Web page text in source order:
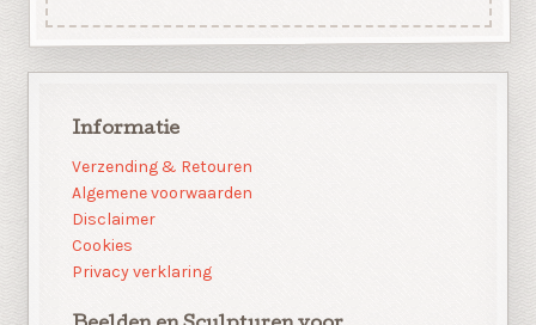
Informatie
Verzending & Retouren
Algemene voorwaarden
Disclaimer
Cookies
Privacy verklaring